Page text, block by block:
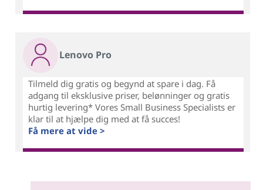
Lenovo Pro
Tilmeld dig gratis og begynd at spare i dag. Få
adgang til eksklusive priser, belønninger og gratis
hurtig levering* Vores Small Business Specialists er
klar til at hjælpe dig med at få succes!
Få mere at vide >